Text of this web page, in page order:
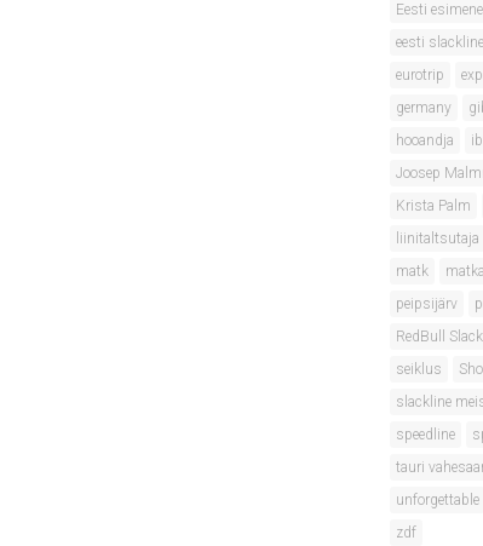
Eesti
eesti
eurotrip
germany
hooandja
Joosep
Krista Palm
liinitaltsutaja
matk
peipsijärv
RedBull
seiklus
slackline
speedline
tauri
unforgettable
zdf